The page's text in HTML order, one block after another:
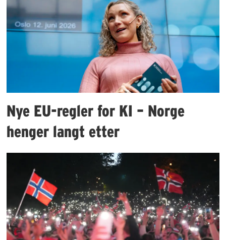
Nye EU-regler for KI – Norge
henger langt etter